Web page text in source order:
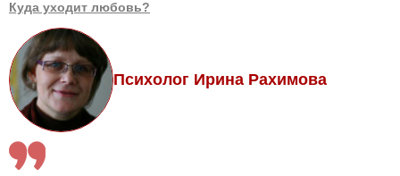
Куда уходит любовь?
Психолог Ирина Рахимова